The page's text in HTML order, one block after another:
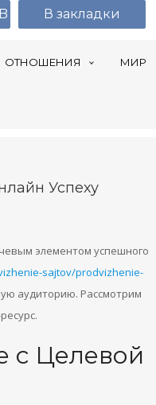
ОТНОШЕНИЯ МИР
Успеху
элементом успешного
sajtov/prodvizhenie-
аудиторию. Рассмотрим
с Целевой
В закладки